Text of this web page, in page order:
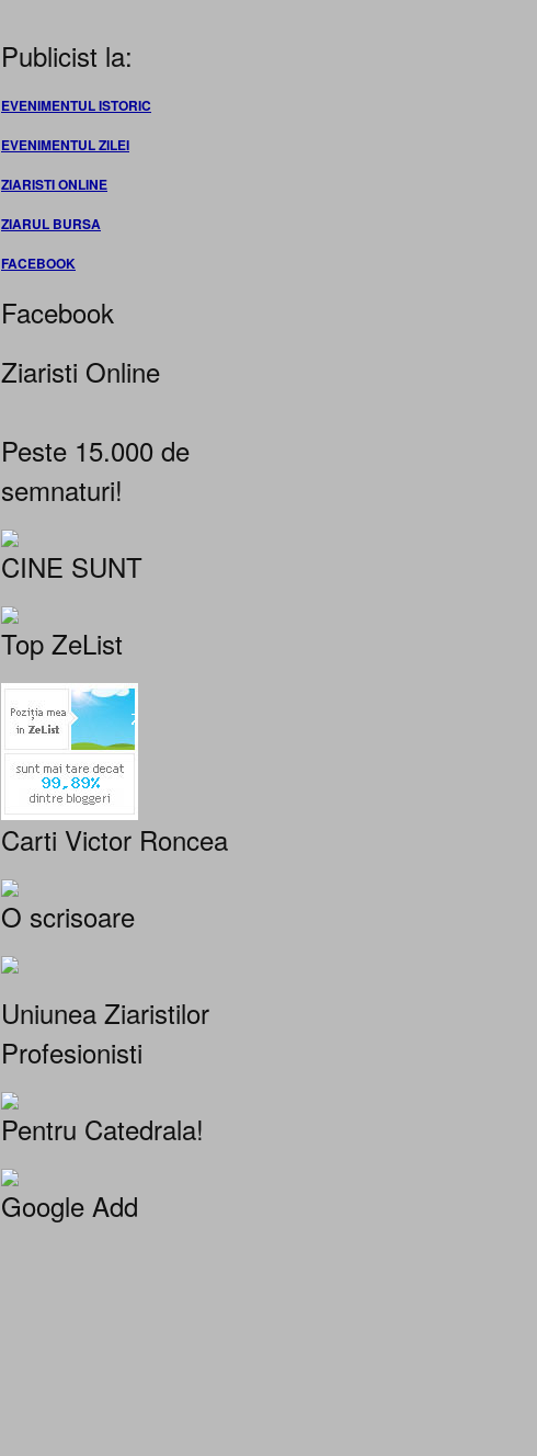
Publicist la:
EVENIMENTUL ISTORIC
EVENIMENTUL ZILEI
ZIARISTI ONLINE
ZIARUL BURSA
FACEBOOK
Facebook
Ziaristi Online
Peste 15.000 de
semnaturi!
CINE SUNT
Top ZeList
Carti Victor Roncea
O scrisoare
Uniunea Ziaristilor
Profesionisti
Pentru Catedrala!
Google Add